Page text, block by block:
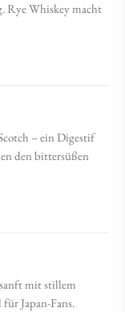
Rye Whiskey macht
– ein Digestif
den bittersüßen
mit stillem
Japan-Fans.